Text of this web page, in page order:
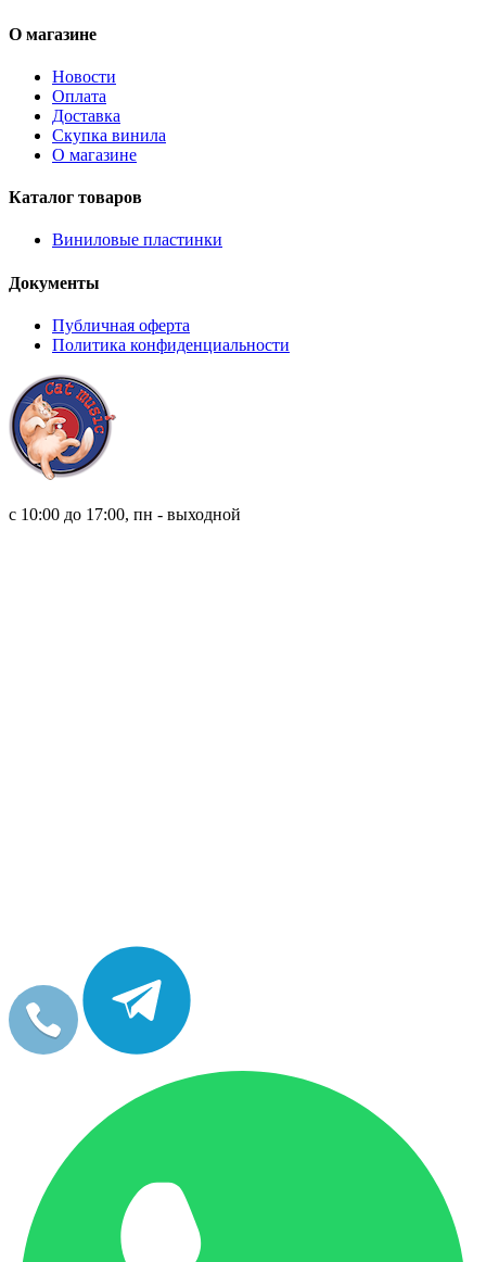
О магазине
Новости
Оплата
Доставка
Скупка винила
О магазине
Каталог товаров
Виниловые пластинки
Документы
Публичная оферта
Политика конфиденциальности
с 10:00 до 17:00, пн - выходной